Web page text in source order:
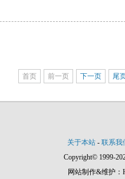
首页 前一页 下一页 尾
关于本站 - 联系我
Copyright© 1999-
网站制作&维护